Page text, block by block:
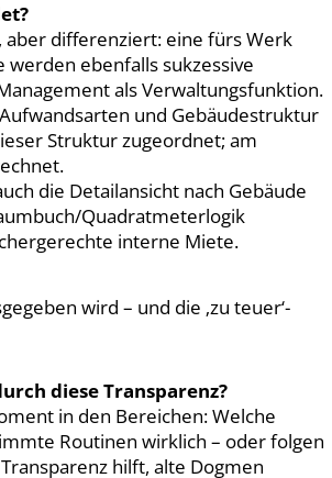
differenziert: eine fürs Werk
ebenfalls sukzessive
als Verwaltungsfunktion.
und Gebäudestruktur
Struktur zugeordnet; am
die Detailansicht nach Gebäude
Quadratmeterlogik
interne Miete.
wird – und die ‚zu teuer‘-
diese Transparenz?
in den Bereichen: Welche
Routinen wirklich – oder folgen
hilft, alte Dogmen